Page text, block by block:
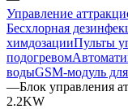
Управление
Беcхлорная
химдозацииПульты
подогревом
водыGSM-модуль
—Блок управления
2.2KW